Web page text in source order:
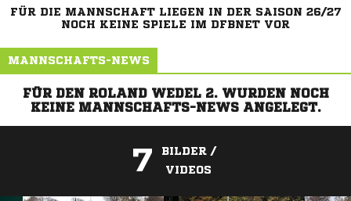
FÜR DIE MANNSCHAFT LIEGEN IN DER SAISON 26/27
NOCH KEINE SPIELE IM DFBNET VOR
MANNSCHAFTS-NEWS
FÜR DEN ROLAND WEDEL 2. WURDEN NOCH
KEINE MANNSCHAFTS-NEWS ANGELEGT.
7
BILDER /
VIDEOS